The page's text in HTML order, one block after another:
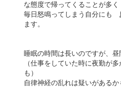
な態度で帰ってくることが多く
毎日怒鳴ってしまう自分にも
ます。
睡眠の時間は長いのですが、
（仕事をしていた時に夜勤が
も）
自律神経の乱れは疑いがあるか